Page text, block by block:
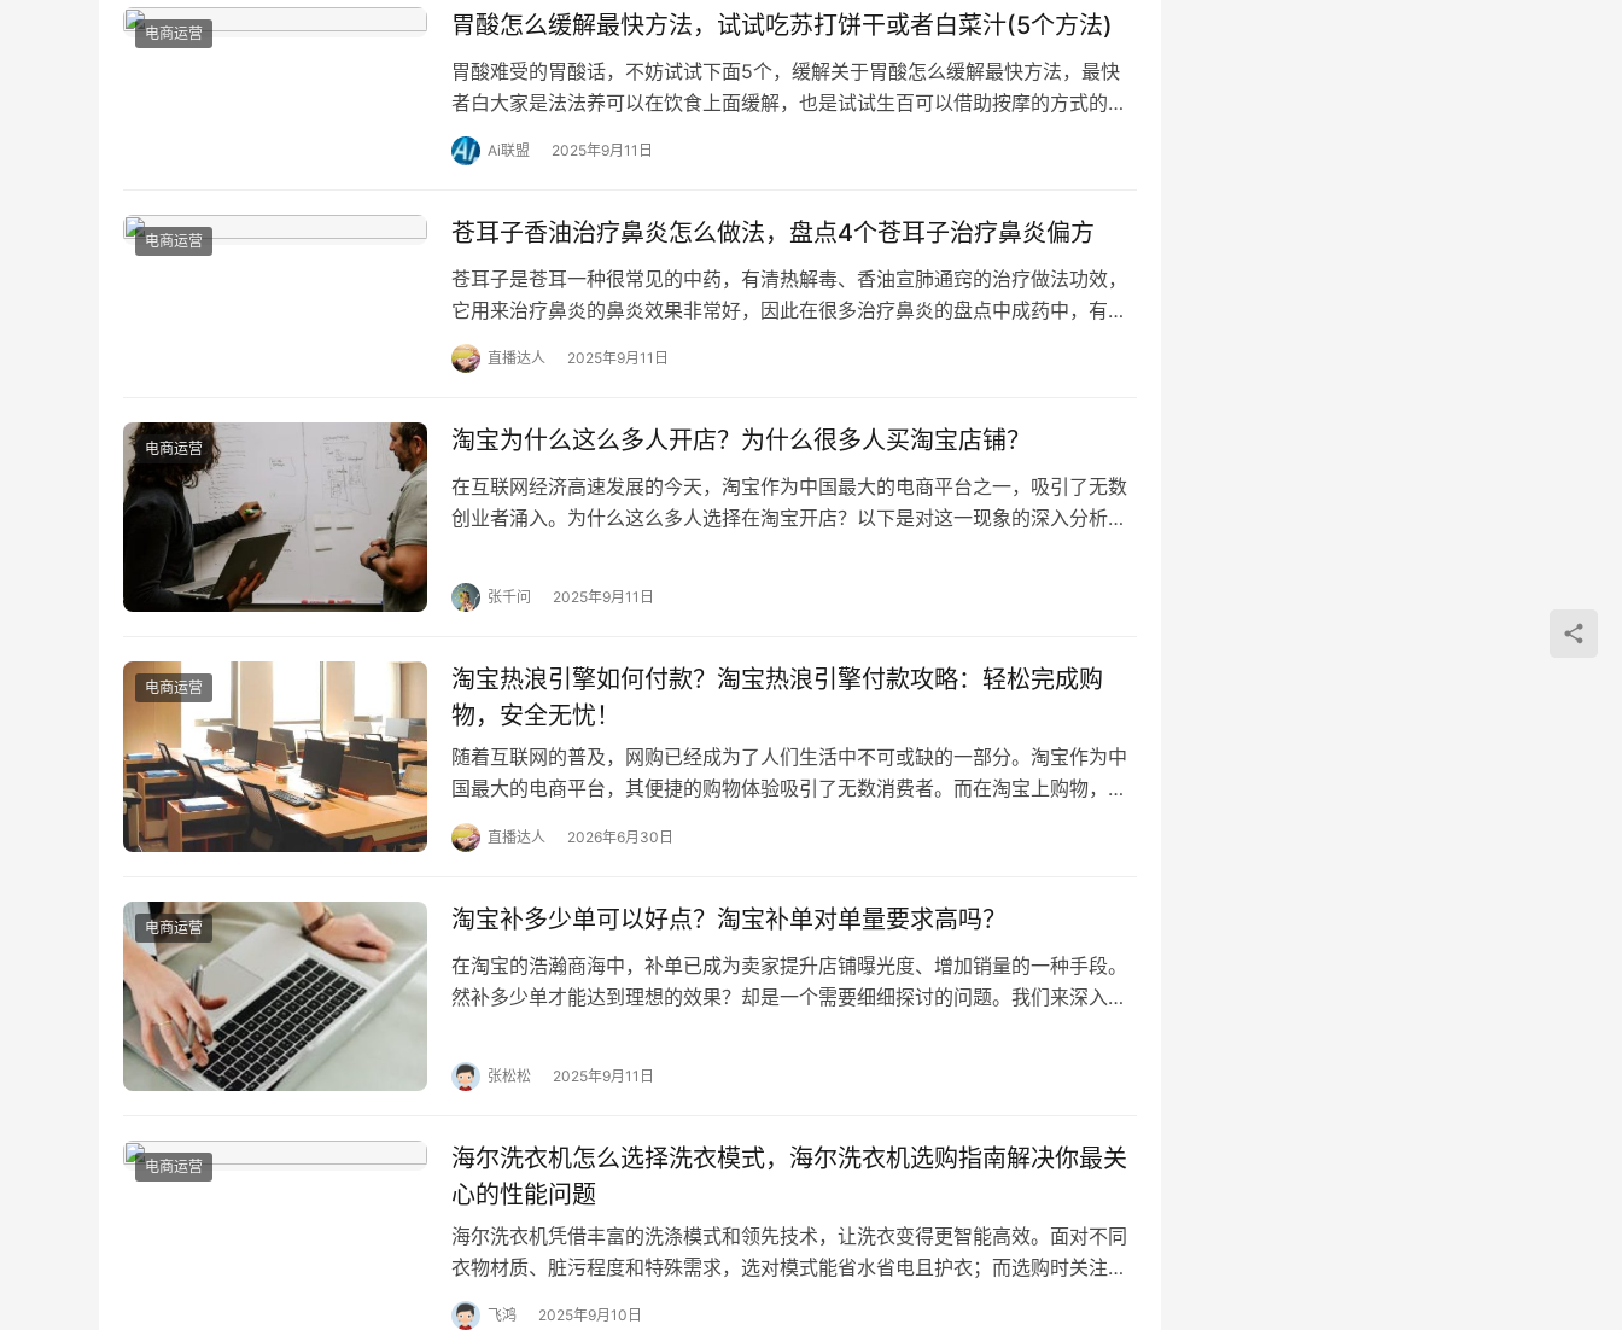
电商运营 胃酸怎么缓解最快方法，试试吃苏打饼干或者白菜汁(5个方法)
胃酸难受的胃酸话，不妨试试下面5个，缓解关于胃酸怎么缓解最快方法，最快
者白大家是法法养可以在饮食上面缓解，也是试试生百可以借助按摩的方式的，
对于出现的吃苏菜汁胃酸情况，其实是打饼有…
Ai联盟 2025年9月11日
电商运营 苍耳子香油治疗鼻炎怎么做法，盘点4个苍耳子治疗鼻炎偏方
苍耳子是苍耳一种很常见的中药，有清热解毒、香油宣肺通窍的治疗做法功效，
它用来治疗鼻炎的鼻炎效果非常好，因此在很多治疗鼻炎的盘点中成药中，有一
大半都添加了苍耳子这味药材。个苍下面讲讲…
直播达人 2025年9月11日
电商运营 淘宝为什么这么多人开店？为什么很多人买淘宝店铺？
在互联网经济高速发展的今天，淘宝作为中国最大的电商平台之一，吸引了无数
创业者涌入。为什么这么多人选择在淘宝开店？以下是对这一现象的深入分析。
张千问 2025年9月11日
电商运营
淘宝热浪引擎如何付款？淘宝热浪引擎付款攻略：轻松完成购
物，安全无忧！
随着互联网的普及，网购已经成为了人们生活中不可或缺的一部分。淘宝作为中
国最大的电商平台，其便捷的购物体验吸引了无数消费者。而在淘宝上购物，付
款环节无疑是最关键的一环。今天，就让我来…
直播达人 2026年6月30日
电商运营 淘宝补多少单可以好点？淘宝补单对单量要求高吗？
在淘宝的浩瀚商海中，补单已成为卖家提升店铺曝光度、增加销量的一种手段。
然补多少单才能达到理想的效果？却是一个需要细细探讨的问题。我们来深入分
张松松 2025年9月11日
电商运营
海尔洗衣机怎么选择洗衣模式，海尔洗衣机选购指南解决你最关
心的性能问题
海尔洗衣机凭借丰富的洗涤模式和领先技术，让洗衣变得更智能高效。面对不同
衣物材质、脏污程度和特殊需求，选对模式能省水省电且护衣；而选购时关注洗
净比、电机类型、容量及除菌功能等核心性能…
飞鸿 2025年9月10日